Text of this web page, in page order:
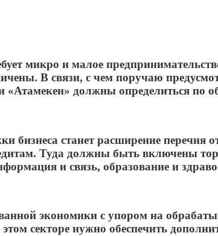
микро и малое
В связи, с чем поручаю
«Атамекен» должны определиться по
бизнеса станет расширение
Туда должны быть включены
и связь, образование и
экономики с упором на
секторе нужно обеспечить